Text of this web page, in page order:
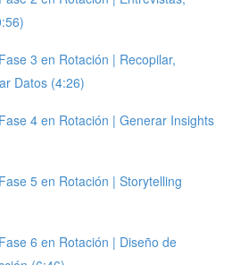
3 en Rotación | Recopilar,
Datos (4:26)
4 en Rotación | Generar Insights
5 en Rotación | Storytelling
6 en Rotación | Diseño de